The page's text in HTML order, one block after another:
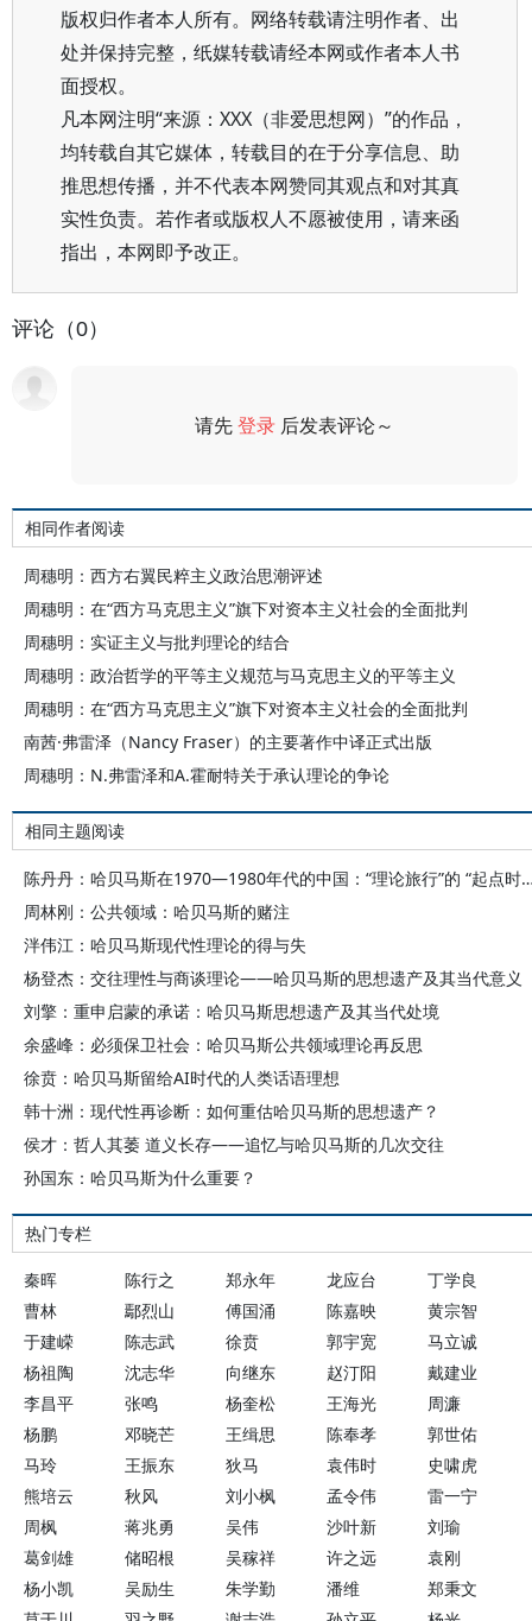
版权归作者本人所有。网络转载请注明作者、出
处并保持完整，纸媒转载请经本网或作者本人书
面授权。
凡本网注明“来源：XXX（非爱思想网）”的作品，
均转载自其它媒体，转载目的在于分享信息、助
推思想传播，并不代表本网赞同其观点和对其真
实性负责。若作者或版权人不愿被使用，请来函
指出，本网即予改正。
评论（0）
请先登录 后发表评论～
相同作者阅读
周穗明：西方右翼民粹主义政治思潮评述
周穗明：在“西方马克思主义”旗下对资本主义社会的全面批判
周穗明：实证主义与批判理论的结合
周穗明：政治哲学的平等主义规范与马克思主义的平等主义
周穗明：在“西方马克思主义”旗下对资本主义社会的全面批判
南茜·弗雷泽（Nancy Fraser）的主要著作中译正式出版
周穗明：N.弗雷泽和A.霍耐特关于承认理论的争论
相同主题阅读
陈丹丹：哈贝马斯在1970—1980年
周林刚：公共领域：哈贝马斯的赌注
泮伟江：哈贝马斯现代性理论的得与失
杨登杰：交往理性与商谈理论——哈贝马斯的思想遗产及其当代意义
刘擎：重申启蒙的承诺：哈贝马斯思想遗产及其当代处境
余盛峰：必须保卫社会：哈贝马斯公共领域理论再反思
徐贲：哈贝马斯留给AI时代的人类话语理想
韩十洲：现代性再诊断：如何重估哈贝马斯的思想遗产？
侯才：哲人其萎 道义长存——追忆与哈贝马斯的几次交往
孙国东：哈贝马斯为什么重要？
热门专栏
秦晖 陈行之 郑永年 龙应台
丁学良
曹林
鄢烈山 傅国涌 陈嘉映
黄宗智
于建嵘
陈志武 徐贲 郭宇宽
马立诚
杨祖陶
沈志华 向继东 赵汀阳
戴建业
李昌平
张鸣 杨奎松 王海光
周濂
杨鹏
邓晓芒 王缉思 陈奉孝
郭世佑
马玲
王振东 狄马 袁伟时
史啸虎
熊培云
秋风 刘小枫 孟令伟
雷一宁
周枫
蒋兆勇 吴伟 沙叶新
刘瑜
葛剑雄
储昭根 吴稼祥 许之远
袁刚
杨小凯
吴励生 朱学勤 潘维
郑秉文